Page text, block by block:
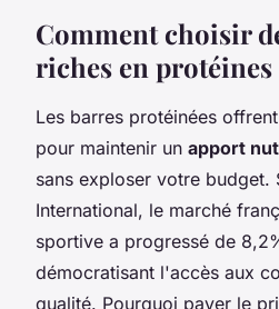
Comment choisir
riches en
Les barres protéinées
pour maintenir un apport
sans exploser votre budget.
International, le marché
sportive a progressé de
démocratisant l'accès aux
qualité. Pourquoi payer le